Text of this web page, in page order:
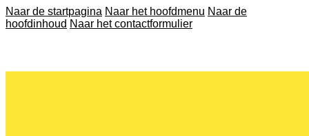
Naar de startpagina Naar het hoofdmenu Naar de
hoofdinhoud Naar het contactformulier